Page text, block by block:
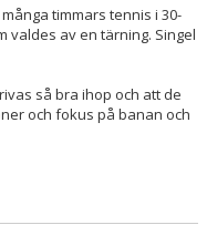
timmars tennis i 30-
valdes av en tärning. Singel
så bra ihop och att de
och fokus på banan och